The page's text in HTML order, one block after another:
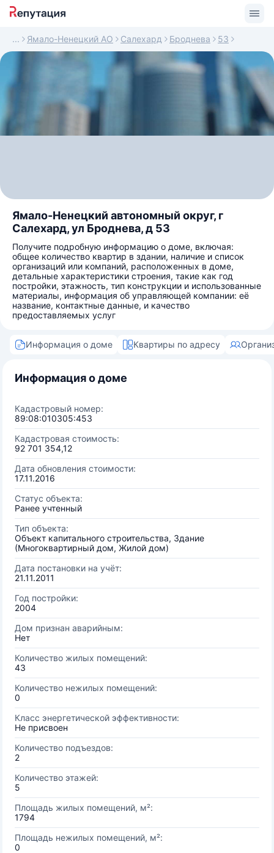
Ямало-Ненецкий АО Салехард Броднева 53
Ямало-Ненецкий автономный округ, г
Салехард, ул Броднева, д 53
Получите подробную информацию о доме, включая:
общее количество квартир в здании, наличие и список
организаций или компаний, расположенных в доме,
детальные характеристики строения, такие как год
постройки, этажность, тип конструкции и использованные
материалы, информация об управляющей компании: её
название, контактные данные, и качество
предоставляемых услуг
Информация о доме Квартиры по адресу
Информация о доме
Кадастровый номер:
89:08:010305:453
Кадастровая стоимость:
92 701 354,12
Дата обновления стоимости:
17.11.2016
Статус объекта:
Ранее учтенный
Тип объекта:
Объект капитального строительства, Здание
(Многоквартирный дом, Жилой дом)
Дата постановки на учёт:
21.11.2011
Год постройки:
2004
Дом признан аварийным:
Нет
Количество жилых помещений:
43
Количество нежилых помещений:
0
Класс энергетической эффективности:
Не присвоен
Количество подъездов:
2
Количество этажей:
5
Площадь жилых помещений, м²:
1794
Площадь нежилых помещений, м²:
0